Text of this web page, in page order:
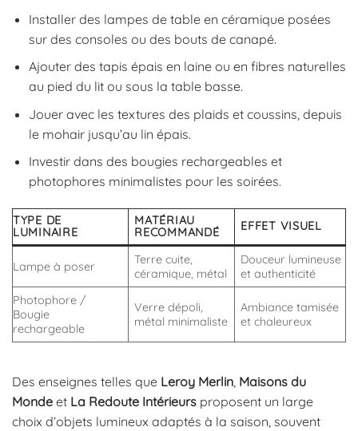
Installer des lampes de table en céramique posées
sur des consoles ou des bouts de canapé.
Ajouter des tapis épais en laine ou en fibres naturelles
au pied du lit ou sous la table basse.
Jouer avec les textures des plaids et coussins, depuis
le mohair jusqu’au lin épais.
Investir dans des bougies rechargeables et
photophores minimalistes pour les soirées.
TYPE DE
LUMINAIRE
MATÉRIAU
RECOMMANDÉ
EFFET VISUEL
Lampe à poser
Terre cuite,
céramique, métal
Douceur lumineuse
et authenticité
Photophore /
Bougie
rechargeable
Verre dépoli,
métal minimaliste
Ambiance tamisée
et chaleureux
Des enseignes telles que Leroy Merlin, Maisons du
Monde et La Redoute Intérieurs proposent un large
choix d’objets lumineux adaptés à la saison, souvent